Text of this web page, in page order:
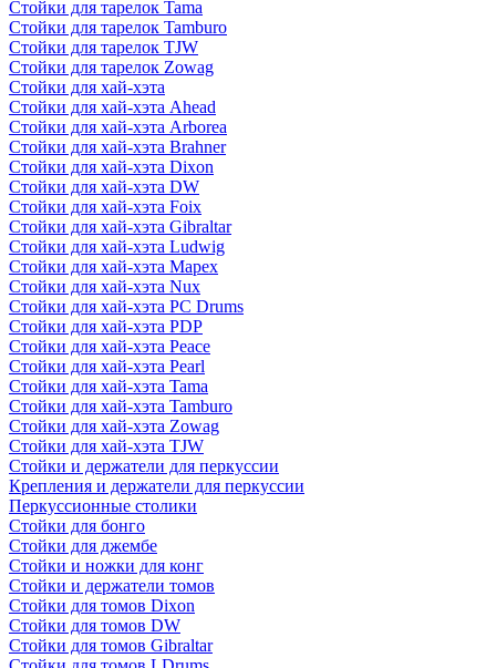
Стойки для тарелок Tama
Стойки для тарелок Tamburo
Стойки для тарелок TJW
Стойки для тарелок Zowag
Стойки для хай-хэта
Стойки для хай-хэта Ahead
Стойки для хай-хэта Arborea
Стойки для хай-хэта Brahner
Стойки для хай-хэта Dixon
Стойки для хай-хэта DW
Стойки для хай-хэта Foix
Стойки для хай-хэта Gibraltar
Стойки для хай-хэта Ludwig
Стойки для хай-хэта Mapex
Стойки для хай-хэта Nux
Стойки для хай-хэта PC Drums
Стойки для хай-хэта PDP
Стойки для хай-хэта Peace
Стойки для хай-хэта Pearl
Стойки для хай-хэта Tama
Стойки для хай-хэта Tamburo
Стойки для хай-хэта Zowag
Стойки для хай-хэта TJW
Стойки и держатели для перкуссии
Крепления и держатели для перкуссии
Перкуссионные столики
Стойки для бонго
Стойки для джембе
Стойки и ножки для конг
Стойки и держатели томов
Стойки для томов Dixon
Стойки для томов DW
Стойки для томов Gibraltar